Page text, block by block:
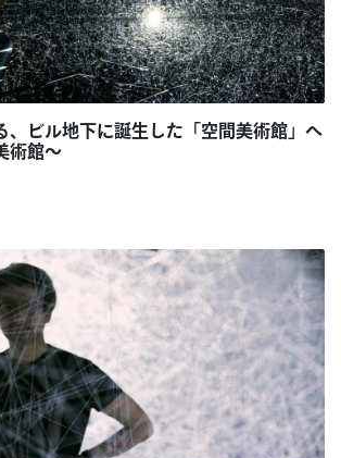
、ビル地下に誕生した「空間美術館」へ
術館～